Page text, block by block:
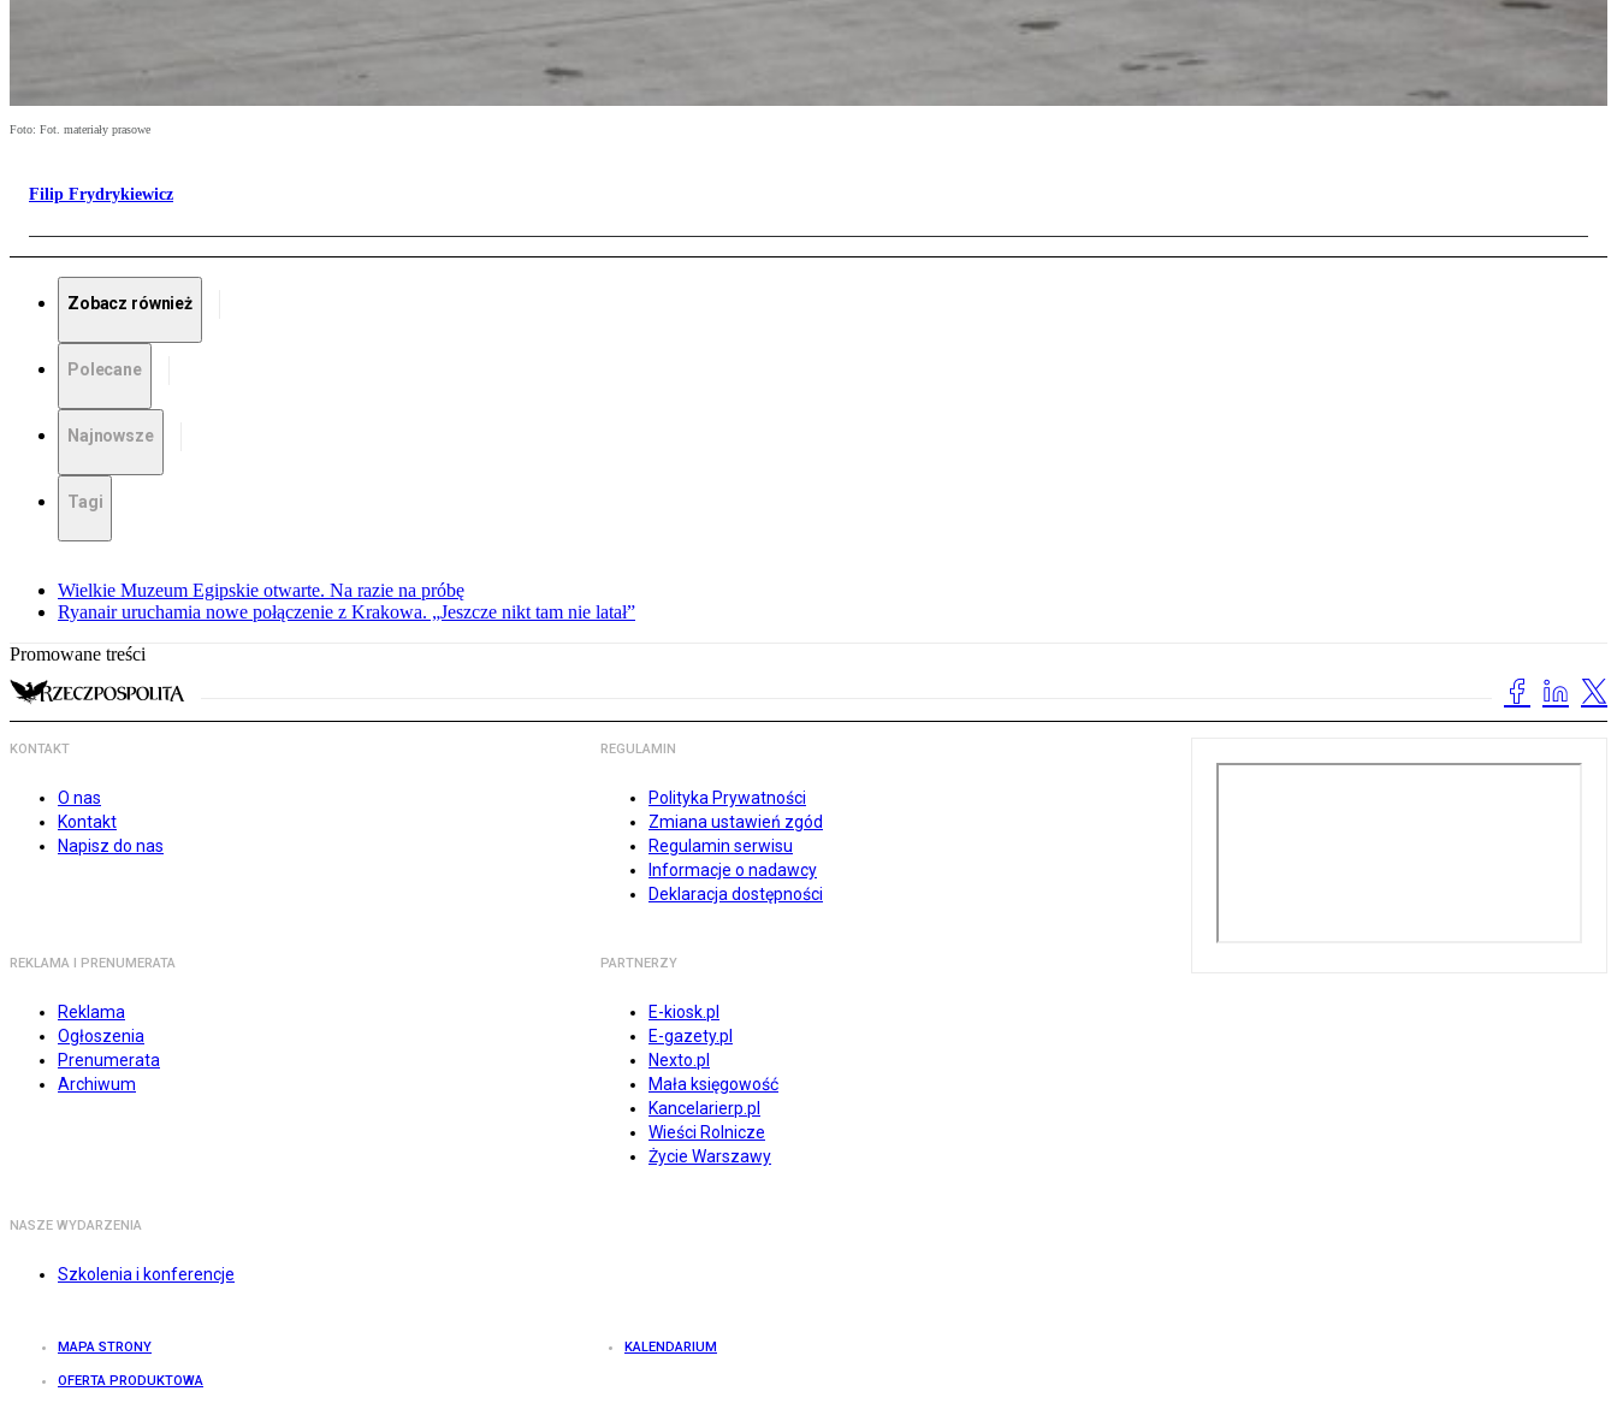
Foto: Fot. materiały prasowe
Filip Frydrykiewicz
Zobacz również
Polecane
Najnowsze
Tagi
Wielkie Muzeum Egipskie otwarte. Na razie na próbę
Ryanair uruchamia nowe połączenie z Krakowa. „Jeszcze nikt tam nie latał”
Promowane treści
KONTAKT
O nas
Kontakt
Napisz do nas
REGULAMIN
Polityka Prywatności
Zmiana ustawień zgód
Regulamin serwisu
Informacje o nadawcy
Deklaracja dostępności
REKLAMA I PRENUMERATA
Reklama
Ogłoszenia
Prenumerata
Archiwum
PARTNERZY
E-kiosk.pl
E-gazety.pl
Nexto.pl
Mała księgowość
Kancelarierp.pl
Wieści Rolnicze
Życie Warszawy
NASZE WYDARZENIA
Szkolenia i konferencje
MAPA STRONY KALENDARIUM
OFERTA PRODUKTOWA